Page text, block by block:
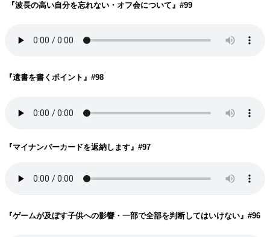
『波長の高い自分を忘れない・オフ会について』#99
『遺書を書くポイント 』#98
『マイナンバーカードを返納します 』#97
『ゲームが及ぼす子供への影響・一部で全部を判断してはいけない 』#96